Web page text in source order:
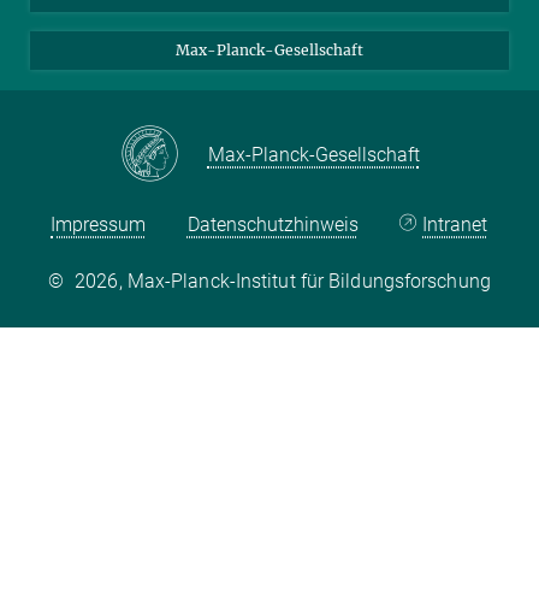
LinkedIn
Max-Planck-Gesellschaft
Max-Planck-Gesellschaft
Impressum Datenschutzhinweis Intranet
© 2026, Max-Planck-Institut für Bildungsforschung